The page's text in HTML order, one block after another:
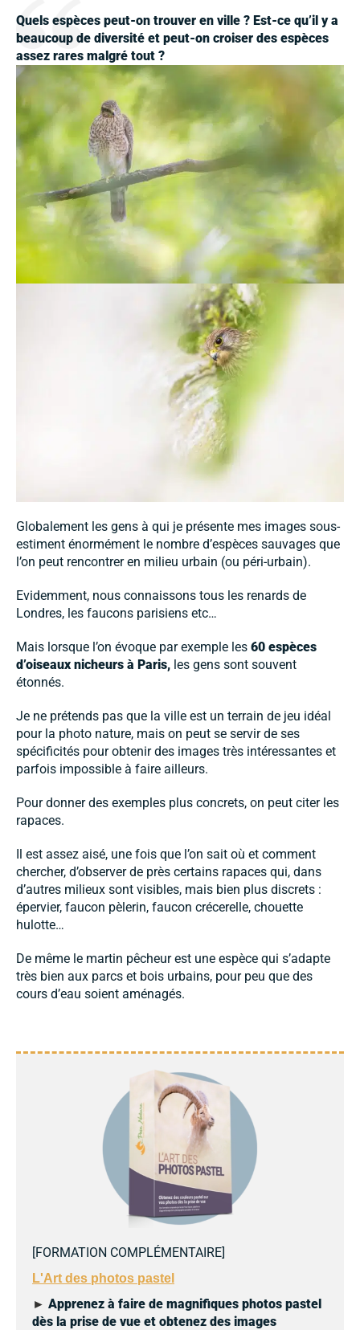
Quels espèces peut-on trouver en ville ? Est-ce qu’il y a
beaucoup de diversité et peut-on croiser des espèces
assez rares malgré tout ?
Globalement les gens à qui je présente mes images sous-
estiment énormément le nombre d’espèces sauvages que
l’on peut rencontrer en milieu urbain (ou péri-urbain).
Evidemment, nous connaissons tous les renards de
Londres, les faucons parisiens etc…
Mais lorsque l’on évoque par exemple les 60 espèces
d’oiseaux nicheurs à Paris, les gens sont souvent
étonnés.
Je ne prétends pas que la ville est un terrain de jeu idéal
pour la photo nature, mais on peut se servir de ses
spécificités pour obtenir des images très intéressantes et
parfois impossible à faire ailleurs.
Pour donner des exemples plus concrets, on peut citer les
rapaces.
Il est assez aisé, une fois que l’on sait où et comment
chercher, d’observer de près certains rapaces qui, dans
d’autres milieux sont visibles, mais bien plus discrets :
épervier, faucon pèlerin, faucon crécerelle, chouette
hulotte…
De même le martin pêcheur est une espèce qui s’adapte
très bien aux parcs et bois urbains, pour peu que des
cours d’eau soient aménagés.
[FORMATION COMPLÉMENTAIRE]
L'Art des photos pastel
► Apprenez à faire de magnifiques photos pastel
dès la prise de vue et obtenez des images